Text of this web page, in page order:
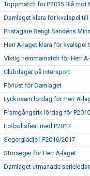
Toppmatch för P2015 Blå mot
Damlaget klara för kvalspel till
Pristagare Bengt Sandéns
Herr A-laget klara för kvalspel
Viktig hemmamatch för Herr
Clubdagar på Intersport
Förlust för Damlaget
Lyckosam lördag för Herr A-
Framgångsrik lördag för P2010
Fotbollsfest med P2017
Segerglädje i F2016/2017
Storseger för Herr A-laget
Damlaget utmanade